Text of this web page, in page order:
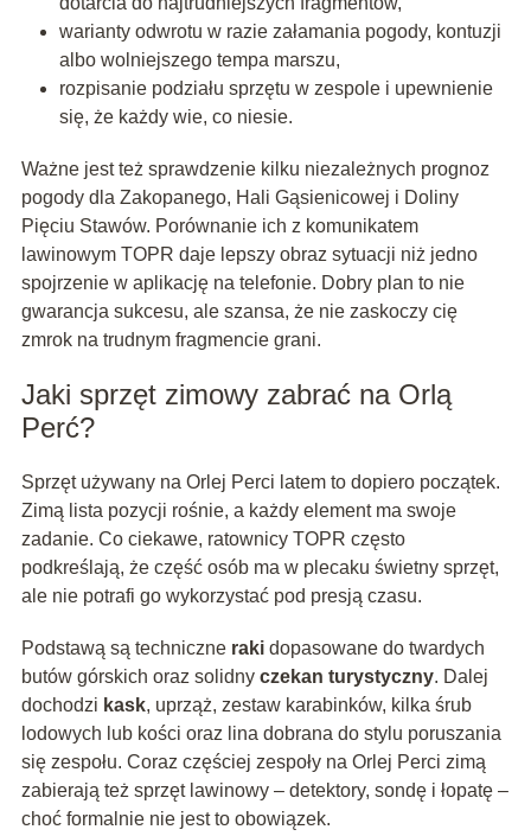
warianty odwrotu w razie załamania pogody, kontuzji
albo wolniejszego tempa marszu,
rozpisanie podziału sprzętu w zespole i upewnienie
się, że każdy wie, co niesie.
Ważne jest też sprawdzenie kilku niezależnych prognoz
pogody dla Zakopanego, Hali Gąsienicowej i Doliny
Pięciu Stawów. Porównanie ich z komunikatem
lawinowym TOPR daje lepszy obraz sytuacji niż jedno
spojrzenie w aplikację na telefonie. Dobry plan to nie
gwarancja sukcesu, ale szansa, że nie zaskoczy cię
zmrok na trudnym fragmencie grani.
Jaki sprzęt zimowy zabrać na Orlą
Perć?
Sprzęt używany na Orlej Perci latem to dopiero początek.
Zimą lista pozycji rośnie, a każdy element ma swoje
zadanie. Co ciekawe, ratownicy TOPR często
podkreślają, że część osób ma w plecaku świetny sprzęt,
ale nie potrafi go wykorzystać pod presją czasu.
Podstawą są techniczne rakidopasowane do twardych
butów górskich oraz solidny czekan turystyczny. Dalej
dochodzi kask, uprząż, zestaw karabinków, kilka śrub
lodowych lub kości oraz lina dobrana do stylu poruszania
się zespołu. Coraz częściej zespoły na Orlej Perci zimą
zabierają też sprzęt lawinowy – detektory, sondę i łopatę –
choć formalnie nie jest to obowiązek.